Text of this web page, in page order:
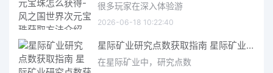
很多玩家在深入体验游
2026-06-18 10:22:40
星际矿业研究点数获取指南 星际矿业研究点数获取方法
在星际矿业中，研究点数